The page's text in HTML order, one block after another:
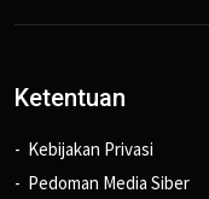
Ketentuan
Kebijakan Privasi
Pedoman Media Siber